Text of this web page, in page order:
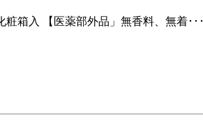
箱入 【医薬部外品」無香料、無着･･･